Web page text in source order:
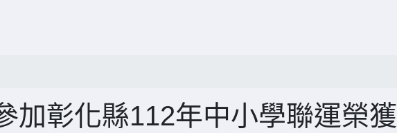
加彰化縣112年中小學聯運榮獲